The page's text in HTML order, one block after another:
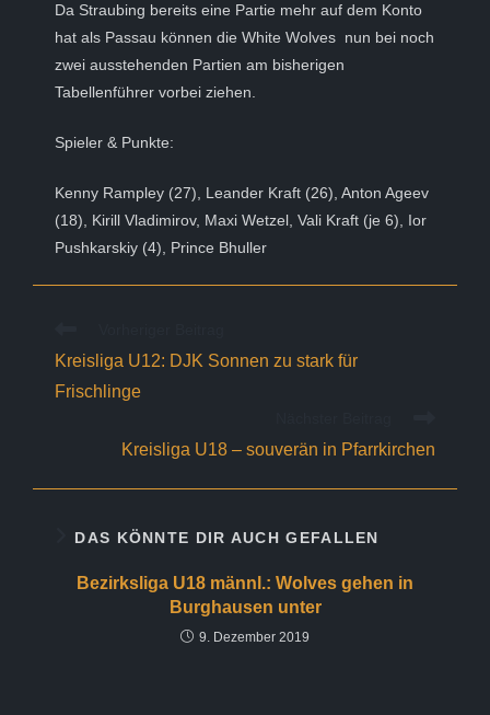
Da Straubing bereits eine Partie mehr auf dem Konto
hat als Passau können die White Wolves nun bei noch
zwei ausstehenden Partien am bisherigen
Tabellenführer vorbei ziehen.
Spieler & Punkte:
Kenny Rampley (27), Leander Kraft (26), Anton Ageev
(18), Kirill Vladimirov, Maxi Wetzel, Vali Kraft (je 6), Ior
Pushkarskiy (4), Prince Bhuller
ansehen
Kreisliga U12: DJK Sonnen zu stark für
Frischlinge
Kreisliga U18 – souverän in Pfarrkirchen
DAS KÖNNTE DIR AUCH GEFALLEN
Bezirksliga U18 männl.: Wolves gehen in
Burghausen unter
9. Dezember 2019